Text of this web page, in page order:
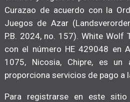
Curazao de acuerdo con la
Juegos de Azar
P.B. 2024, no. 157). White Wolf
con el número HE 429048 en
1075, Nicosia, Chipre, es
proporciona servicios de pago a
Para registrarse en este